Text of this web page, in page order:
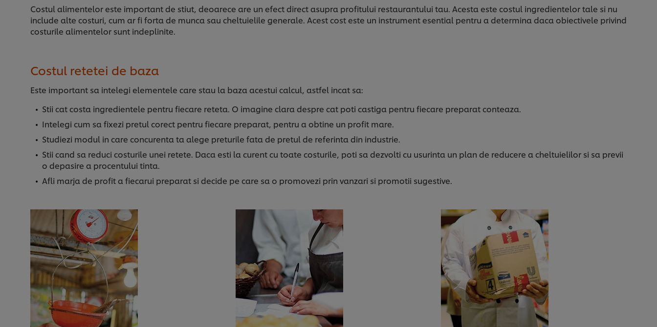
Costul alimentelor este important de stiut, deoarece are un efect direct asupra profitului restaurantului tau. Acesta este costul ingredientelor tale si nu
include alte costuri, cum ar fi forta de munca sau cheltuielile generale. Acest cost este un instrument esential pentru a determina daca obiectivele privind
costurile alimentelor sunt indeplinite.
Costul retetei de baza
Este important sa intelegi elementele care stau la baza acestui calcul, astfel incat sa:
Stii cat costa ingredientele pentru fiecare reteta. O imagine clara despre cat poti castiga pentru fiecare preparat conteaza.
Intelegi cum sa fixezi pretul corect pentru fiecare preparat, pentru a obtine un profit mare.
Studiezi modul in care concurenta ta alege preturile fata de pretul de referinta din industrie.
Stii cand sa reduci costurile unei retete. Daca esti la curent cu toate costurile, poti sa dezvolti cu usurinta un plan de reducere a cheltuielilor si sa previi
o depasire a procentului tinta.
Afli marja de profit a fiecarui preparat si decide pe care sa o promovezi prin vanzari si promotii sugestive.